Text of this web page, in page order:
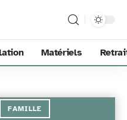
Matériels
FAMILLE